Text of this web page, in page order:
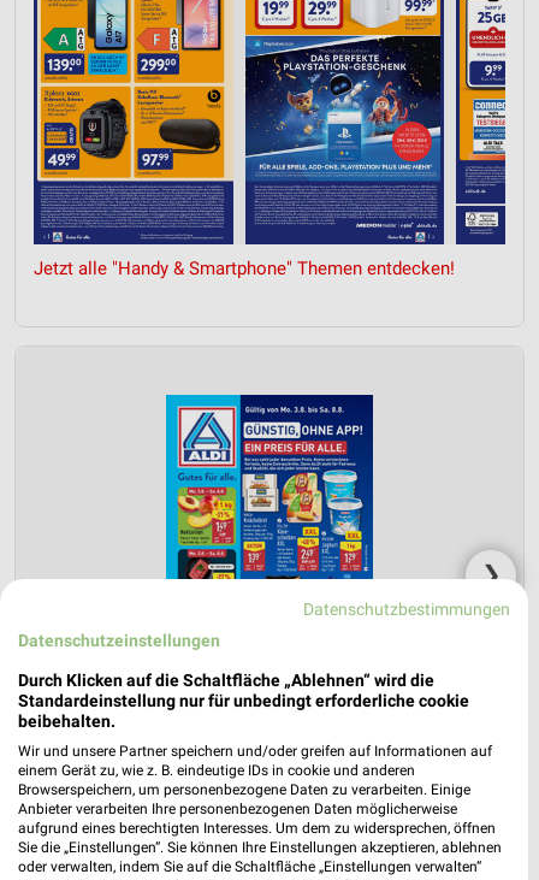
Jetzt alle "Handy & Smartphone" Themen entdecken!
❯
ALDI Nord Prospekt für Wadersloh ab
Mo. den 03.08.
Datenschutzbestimmungen
Datenschutzeinstellungen
Durch Klicken auf die Schaltfläche „Ablehnen“ wird die
Standardeinstellung nur für unbedingt erforderliche cookie
beibehalten.
Wir und unsere Partner speichern und/oder greifen auf Informationen auf
einem Gerät zu, wie z. B. eindeutige IDs in cookie und anderen
Browserspeichern, um personenbezogene Daten zu verarbeiten. Einige
Anbieter verarbeiten Ihre personenbezogenen Daten möglicherweise
aufgrund eines berechtigten Interesses. Um dem zu widersprechen, öffnen
Sie die „Einstellungen“. Sie können Ihre Einstellungen akzeptieren, ablehnen
oder verwalten, indem Sie auf die Schaltfläche „Einstellungen verwalten“